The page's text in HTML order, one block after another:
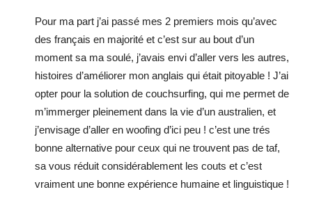
Pour ma part j’ai passé mes 2 premiers mois qu’avec
des français en majorité et c’est sur au bout d’un
moment sa ma soulé, j’avais envi d’aller vers les autres,
histoires d’améliorer mon anglais qui était pitoyable ! J’ai
opter pour la solution de couchsurfing, qui me permet de
m’immerger pleinement dans la vie d’un australien, et
j’envisage d’aller en woofing d’ici peu ! c’est une trés
bonne alternative pour ceux qui ne trouvent pas de taf,
sa vous réduit considérablement les couts et c’est
vraiment une bonne expérience humaine et linguistique !